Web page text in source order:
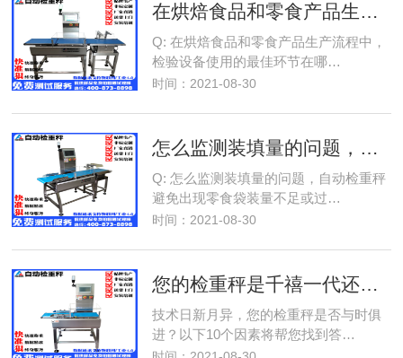
在烘焙食品和零食产品生产流程中，检验设备使用的最佳环节在哪里？
Q: 在烘焙食品和零食产品生产流程中，
检验设备使用的最佳环节在哪…
时间：2021-08-30
怎么监测装填量的问题，
自动
Q: 怎么监测装填量的问题，自动检重秤
避免出现零食袋装量不足或过…
时间：2021-08-30
您的检重秤是千禧一代还是婴儿潮一代的产品？
技术日新月异，您的检重秤是否与时俱
进？以下10个因素将帮您找到答…